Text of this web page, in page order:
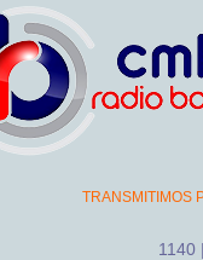
TRANSMITIMOS
1140